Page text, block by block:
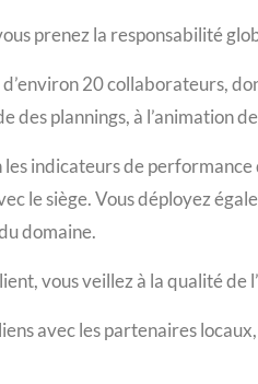
prenez la responsabilité
20 collaborateurs,
des plannings, à l’animation
indicateurs de
le siège. Vous déployez
domaine.
vous veillez à la qualité
avec les partenaires